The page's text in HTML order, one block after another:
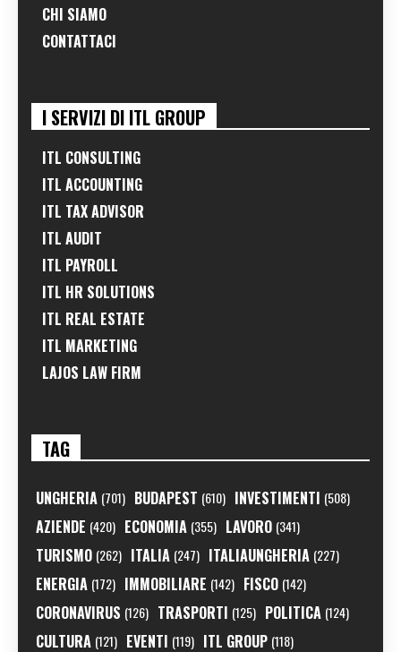
CHI SIAMO
CONTATTACI
I SERVIZI DI ITL GROUP
ITL CONSULTING
ITL ACCOUNTING
ITL TAX ADVISOR
ITL AUDIT
ITL PAYROLL
ITL HR SOLUTIONS
ITL REAL ESTATE
ITL MARKETING
LAJOS LAW FIRM
TAG
UNGHERIA (701) BUDAPEST (610) INVESTIMENTI (508)
AZIENDE (420) ECONOMIA (355) LAVORO (341)
TURISMO (262) ITALIA (247) ITALIAUNGHERIA (227)
ENERGIA (172) IMMOBILIARE (142) FISCO (142)
CORONAVIRUS (126) TRASPORTI (125) POLITICA (124)
CULTURA (121) EVENTI (119) ITL GROUP (118)